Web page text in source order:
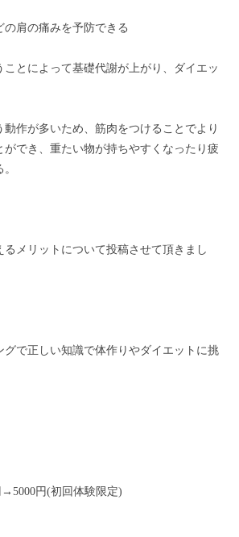
の肩の痛みを予防できる
ことによって基礎代謝が上がり、ダイエッ
動作が多いため、筋肉をつけることでより
ができ、重たい物が持ちやすくなったり疲
メリットについて投稿させて頂きまし
グで正しい知識で体作りやダイエットに挑
円(初回体験限定)